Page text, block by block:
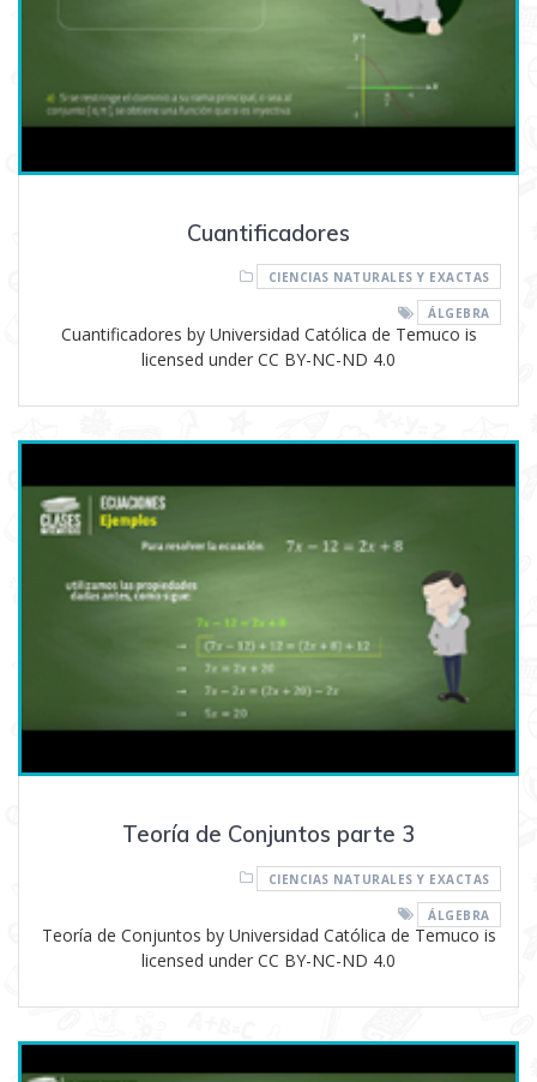
Cuantificadores
CIENCIAS NATURALES Y EXACTAS
ÁLGEBRA
Cuantificadores by Universidad Católica de Temuco is
licensed under CC BY-NC-ND 4.0
Teoría de Conjuntos parte 3
CIENCIAS NATURALES Y EXACTAS
ÁLGEBRA
Teoría de Conjuntos by Universidad Católica de Temuco is
licensed under CC BY-NC-ND 4.0